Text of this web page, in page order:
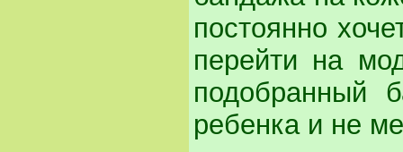
постоянно
перейти на
подобранный
ребенка и не